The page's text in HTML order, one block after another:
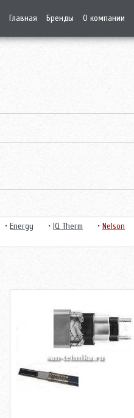
Главная Бренды О компании
• Energy • IQ Therm • Nelson